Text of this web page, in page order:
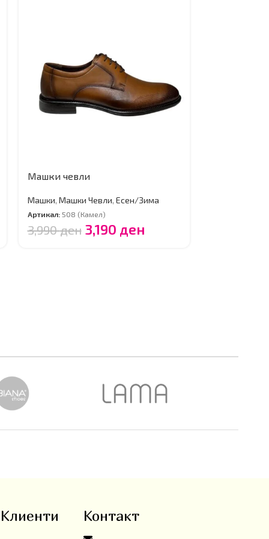
Машки чевли
Машки, Машки Чевли, Есен/Зима
Артикал: 508 (Камел)
3,990ден 3,190 ден
Контакт